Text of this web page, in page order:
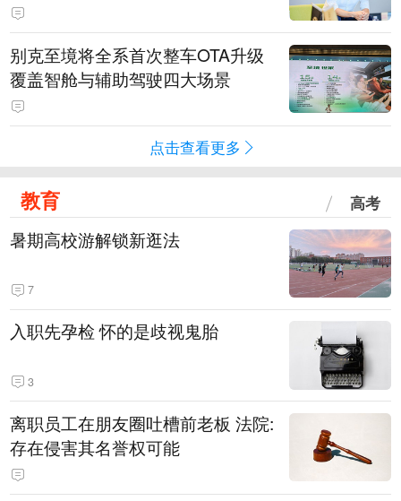
别克至境将全系首次整车OTA升级
覆盖智舱与辅助驾驶四大场景
点击查看更多
教育 高考
暑期高校游解锁新逛法
7
入职先孕检 怀的是歧视鬼胎
3
离职员工在朋友圈吐槽前老板 法院:
存在侵害其名誉权可能